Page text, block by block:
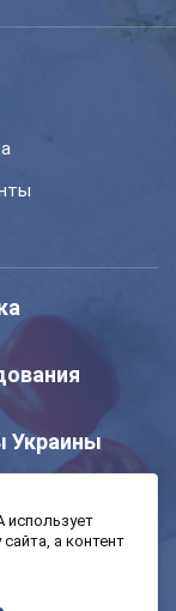
Украины
использует
а контент